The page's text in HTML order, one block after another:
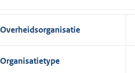
Overheidsorganisatie
Organisatietype